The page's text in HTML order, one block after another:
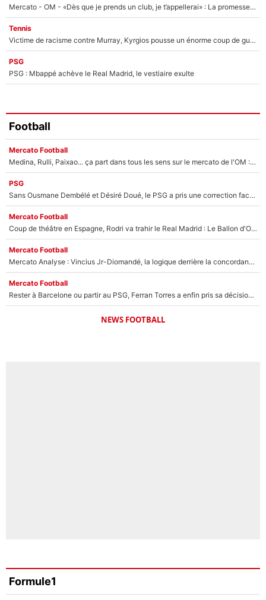
Mercato - OM - «Dès que je prends un club, je t’appellerai» : La promesse de Marcelino au moment de claquer la porte
Tennis
Victime de racisme contre Murray, Kyrgios pousse un énorme coup de gueule !
PSG
PSG : Mbappé achève le Real Madrid, le vestiaire exulte
Football
Mercato Football
Medina, Rulli, Paixao... ça part dans tous les sens sur le mercato de l'OM : Frank McCourt va enfin récupérer l'argent qu'il attend ?
PSG
Sans Ousmane Dembélé et Désiré Doué, le PSG a pris une correction face à Majorque : Luis Enrique attend avec impatience des renforts !
Mercato Football
Coup de théâtre en Espagne, Rodri va trahir le Real Madrid : Le Ballon d'Or a choisi de signer au FC Barcelone !
Mercato Football
Mercato Analyse : Vincius Jr-Diomandé, la logique derrière la concordance des temps
Mercato Football
Rester à Barcelone ou partir au PSG, Ferran Torres a enfin pris sa décision : La course contre la montre est lancée !
NEWS FOOTBALL
Formule1